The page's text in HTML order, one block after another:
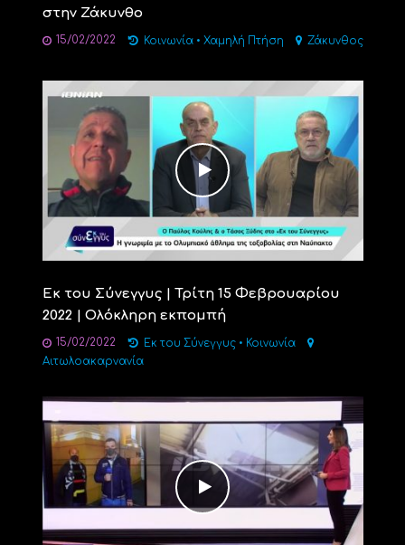
στην Ζάκυνθο
15/02/2022 Κοινωνία • Χαμηλή Πτήση Ζάκυνθος
Εκ του Σύνεγγυς | Τρίτη 15 Φεβρουαρίου
2022 | Ολόκληρη εκπομπή
15/02/2022 Εκ του Σύνεγγυς • Κοινωνία
Αιτωλοακαρνανία